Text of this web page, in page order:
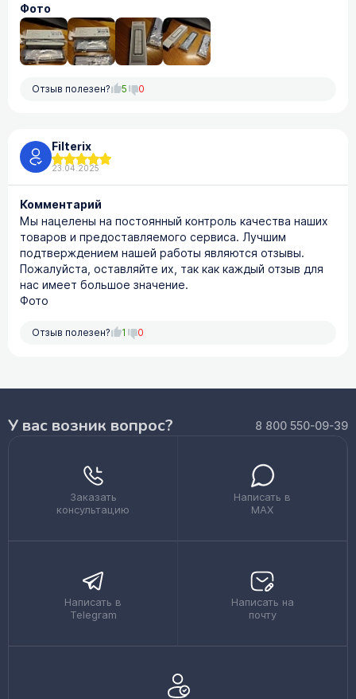
Фото
Отзыв полезен? 5 0
Filterix
23.04.2025
Комментарий
Мы нацелены на постоянный контроль качества наших
товаров и предоставляемого сервиса. Лучшим
подтверждением нашей работы являются отзывы.
Пожалуйста, оставляйте их, так как каждый отзыв для
нас имеет большое значение.
Фото
Отзыв полезен? 1 0
У вас возник вопрос? 8 800 550-09-39
Заказать
консультацию
Написать в
MAX
Написать в
Telegram
Написать на
почту